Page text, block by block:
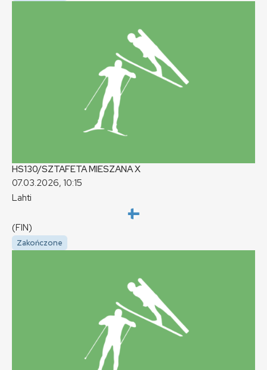
HS130/SZTAFETA MIESZANAX
07.03.2026, 10:15
Lahti
(FIN)
Zakończone